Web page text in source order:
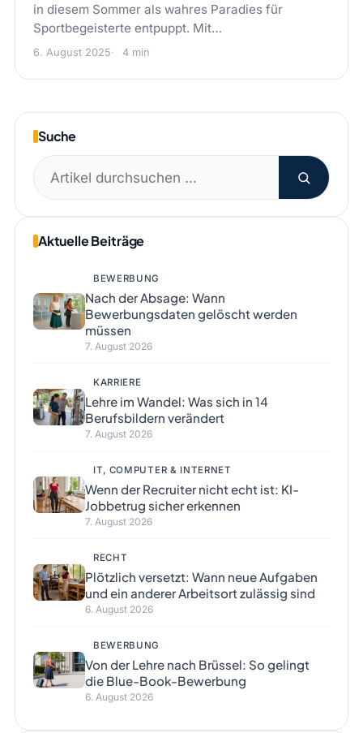
in diesem Sommer als wahres Paradies für
Sportbegeisterte entpuppt. Mit…
6. August 2025 4 min
Suche
Suchen
nach:
Aktuelle Beiträge
BEWERBUNG
Nach der Absage: Wann
Bewerbungsdaten gelöscht werden
müssen
7. August 2026
KARRIERE
Lehre im Wandel: Was sich in 14
Berufsbildern verändert
7. August 2026
IT, COMPUTER & INTERNET
Wenn der Recruiter nicht echt ist: KI-
Jobbetrug sicher erkennen
7. August 2026
RECHT
Plötzlich versetzt: Wann neue Aufgaben
und ein anderer Arbeitsort zulässig sind
6. August 2026
BEWERBUNG
Von der Lehre nach Brüssel: So gelingt
die Blue-Book-Bewerbung
6. August 2026